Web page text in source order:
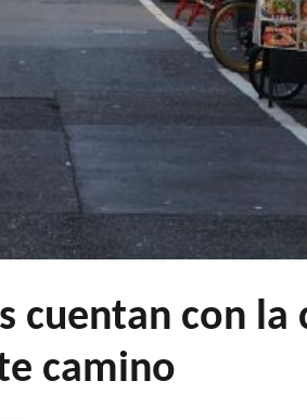
cuentan con
camino